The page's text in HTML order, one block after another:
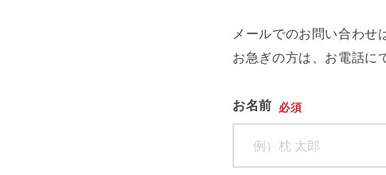
メールでのお問い合わせ
お急ぎの方は、お電話に
お名前 必須